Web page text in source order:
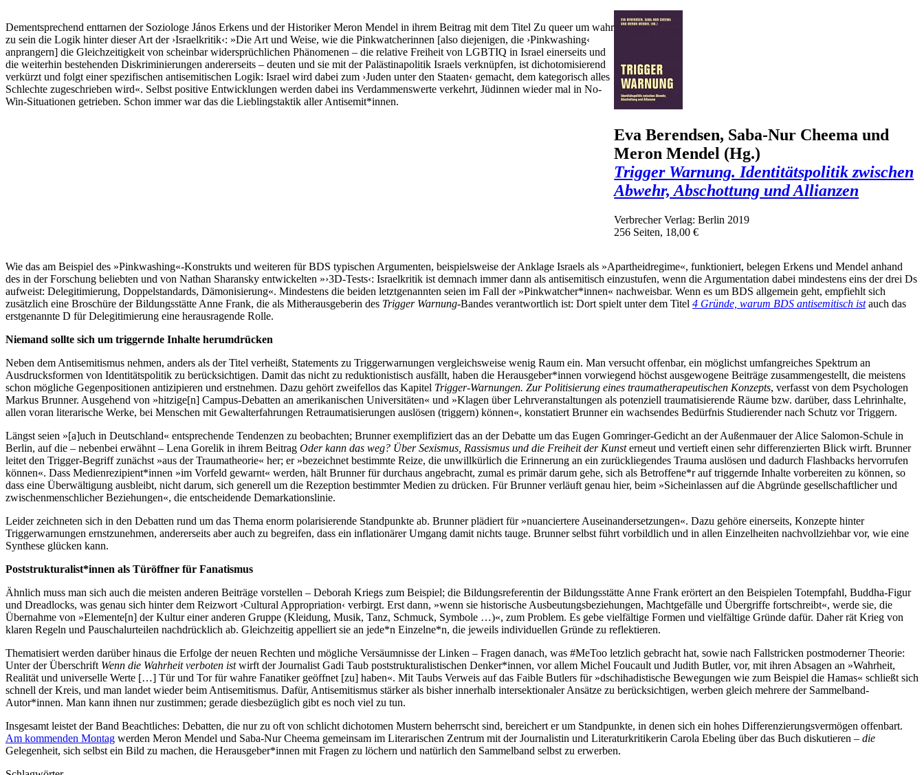
Dementsprechend enttarnen der Soziologe János Erkens und der Historiker Meron Mendel in ihrem Beitrag mit dem Titel Zu queer um wahr
zu sein die Logik hinter dieser Art der ›Israelkritik‹: »Die Art und Weise, wie die Pinkwatcherinnen [also diejenigen, die ›Pinkwashing‹
anprangern] die Gleichzeitigkeit von scheinbar widersprüchlichen Phänomenen – die relative Freiheit von LGBTIQ in Israel einerseits und
die weiterhin bestehenden Diskriminierungen andererseits – deuten und sie mit der Palästinapolitik Israels verknüpfen, ist dichotomisierend
verkürzt und folgt einer spezifischen antisemitischen Logik: Israel wird dabei zum ›Juden unter den Staaten‹ gemacht, dem kategorisch alles
Schlechte zugeschrieben wird«. Selbst positive Entwicklungen werden dabei ins Verdammenswerte verkehrt, Jüdinnen wieder mal in No-
Win-Situationen getrieben. Schon immer war das die Lieblingstaktik aller Antisemit*innen.
Eva Berendsen, Saba-Nur Cheema und
Meron Mendel (Hg.)
Trigger Warnung. Identitätspolitik zwischen
Abwehr, Abschottung und Allianzen
Verbrecher Verlag: Berlin 2019
256 Seiten, 18,00 €
Wie das am Beispiel des »Pinkwashing«-Konstrukts und weiteren für BDS typischen Argumenten, beispielsweise der Anklage Israels als »Apartheidregime«, funktioniert, belegen Erkens und Mendel anhand
des in der Forschung beliebten und von Nathan Sharansky entwickelten »›3D-Tests‹: Israelkritik ist demnach immer dann als antisemitisch einzustufen, wenn die Argumentation dabei mindestens eins der drei Ds
aufweist: Delegitimierung, Doppelstandards, Dämonisierung«. Mindestens die beiden letztgenannten seien im Fall der »Pinkwatcher*innen« nachweisbar. Wenn es um BDS allgemein geht, empfiehlt sich
zusätzlich eine Broschüre der Bildungsstätte Anne Frank, die als Mitherausgeberin des Trigger Warnung-Bandes verantwortlich ist: Dort spielt unter dem Titel 4 Gründe, warum BDS antisemitisch istauch das
erstgenannte D für Delegitimierung eine herausragende Rolle.
Niemand sollte sich um triggernde Inhalte herumdrücken
Neben dem Antisemitismus nehmen, anders als der Titel verheißt, Statements zu Triggerwarnungen vergleichsweise wenig Raum ein. Man versucht offenbar, ein möglichst umfangreiches Spektrum an
Ausdrucksformen von Identitätspolitik zu berücksichtigen. Damit das nicht zu reduktionistisch ausfällt, haben die Herausgeber*innen vorwiegend höchst ausgewogene Beiträge zusammengestellt, die meistens
schon mögliche Gegenpositionen antizipieren und erstnehmen. Dazu gehört zweifellos das Kapitel Trigger-Warnungen. Zur Politisierung eines traumatherapeutischen Konzepts, verfasst von dem Psychologen
Markus Brunner. Ausgehend von »hitzige[n] Campus-Debatten an amerikanischen Universitäten« und »Klagen über Lehrveranstaltungen als potenziell traumatisierende Räume bzw. darüber, dass Lehrinhalte,
allen voran literarische Werke, bei Menschen mit Gewalterfahrungen Retraumatisierungen auslösen (triggern) können«, konstatiert Brunner ein wachsendes Bedürfnis Studierender nach Schutz vor Triggern.
Längst seien »[a]uch in Deutschland« entsprechende Tendenzen zu beobachten; Brunner exemplifiziert das an der Debatte um das Eugen Gomringer-Gedicht an der Außenmauer der Alice Salomon-Schule in
Berlin, auf die – nebenbei erwähnt – Lena Gorelik in ihrem Beitrag Oder kann das weg? Über Sexismus, Rassismus und die Freiheit der Kunsterneut und vertieft einen sehr differenzierten Blick wirft. Brunner
leitet den Trigger-Begriff zunächst »aus der Traumatheorie« her; er »bezeichnet bestimmte Reize, die unwillkürlich die Erinnerung an ein zurückliegendes Trauma auslösen und dadurch Flashbacks hervorrufen
können«. Dass Medienrezipient*innen »im Vorfeld gewarnt« werden, hält Brunner für durchaus angebracht, zumal es primär darum gehe, sich als Betroffene*r auf triggernde Inhalte vorbereiten zu können, so
dass eine Überwältigung ausbleibt, nicht darum, sich generell um die Rezeption bestimmter Medien zu drücken. Für Brunner verläuft genau hier, beim »Sicheinlassen auf die Abgründe gesellschaftlicher und
zwischenmenschlicher Beziehungen«, die entscheidende Demarkationslinie.
Leider zeichneten sich in den Debatten rund um das Thema enorm polarisierende Standpunkte ab. Brunner plädiert für »nuanciertere Auseinandersetzungen«. Dazu gehöre einerseits, Konzepte hinter
Triggerwarnungen ernstzunehmen, andererseits aber auch zu begreifen, dass ein inflationärer Umgang damit nichts tauge. Brunner selbst führt vorbildlich und in allen Einzelheiten nachvollziehbar vor, wie eine
Synthese glücken kann.
Poststrukturalist*innen als Türöffner für Fanatismus
Ähnlich muss man sich auch die meisten anderen Beiträge vorstellen – Deborah Kriegs zum Beispiel; die Bildungsreferentin der Bildungsstätte Anne Frank erörtert an den Beispielen Totempfahl, Buddha-Figur
und Dreadlocks, was genau sich hinter dem Reizwort ›Cultural Appropriation‹ verbirgt. Erst dann, »wenn sie historische Ausbeutungsbeziehungen, Machtgefälle und Übergriffe fortschreibt«, werde sie, die
Übernahme von »Elemente[n] der Kultur einer anderen Gruppe (Kleidung, Musik, Tanz, Schmuck, Symbole …)«, zum Problem. Es gebe vielfältige Formen und vielfältige Gründe dafür. Daher rät Krieg von
klaren Regeln und Pauschalurteilen nachdrücklich ab. Gleichzeitig appelliert sie an jede*n Einzelne*n, die jeweils individuellen Gründe zu reflektieren.
Thematisiert werden darüber hinaus die Erfolge der neuen Rechten und mögliche Versäumnisse der Linken – Fragen danach, was #MeToo letzlich gebracht hat, sowie nach Fallstricken postmoderner Theorie:
Unter der Überschrift Wenn die Wahrheit verboten istwirft der Journalist Gadi Taub poststrukturalistischen Denker*innen, vor allem Michel Foucault und Judith Butler, vor, mit ihren Absagen an »Wahrheit,
Realität und universelle Werte […] Tür und Tor für wahre Fanatiker geöffnet [zu] haben«. Mit Taubs Verweis auf das Faible Butlers für »dschihadistische Bewegungen wie zum Beispiel die Hamas« schließt sich
schnell der Kreis, und man landet wieder beim Antisemitismus. Dafür, Antisemitismus stärker als bisher innerhalb intersektionaler Ansätze zu berücksichtigen, werben gleich mehrere der Sammelband-
Autor*innen. Man kann ihnen nur zustimmen; gerade diesbezüglich gibt es noch viel zu tun.
Insgesamt leistet der Band Beachtliches: Debatten, die nur zu oft von schlicht dichotomen Mustern beherrscht sind, bereichert er um Standpunkte, in denen sich ein hohes Differenzierungsvermögen offenbart.
Am kommenden Montag werden Meron Mendel und Saba-Nur Cheema gemeinsam im Literarischen Zentrum mit der Journalistin und Literaturkritikerin Carola Ebeling über das Buch diskutieren – die
Gelegenheit, sich selbst ein Bild zu machen, die Herausgeber*innen mit Fragen zu löchern und natürlich den Sammelband selbst zu erwerben.